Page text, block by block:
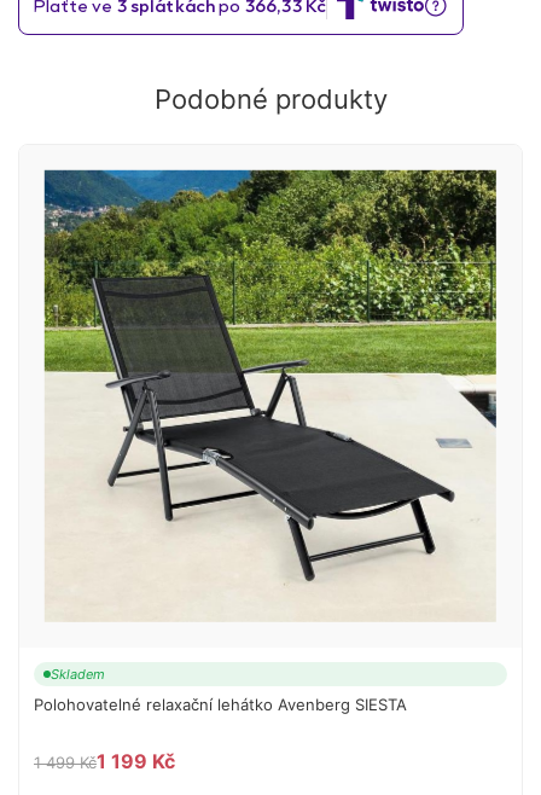
Podobné produkty
Skladem
Polohovatelné relaxační lehátko Avenberg SIESTA
1 499 Kč1 199 Kč